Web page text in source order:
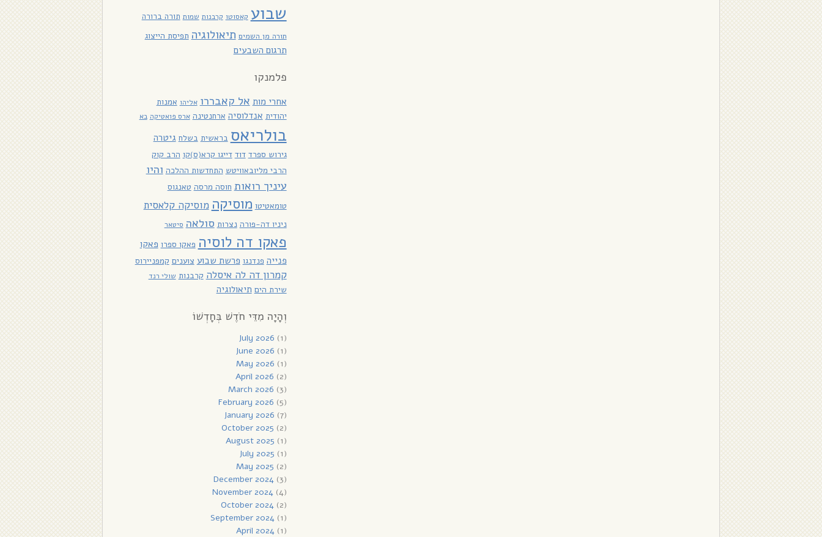
שבוע קאסוטו קרבנות שמות תורה ברורה
תורה מן השמים תיאולוגיה תפיסת הייצוג
תרגום השבעים
פלמנקו
אחרי מות אל קאבררו אליהו אמנות
יהודית אנדלוסיה ארחנטינה ארס פואטיקה בא
בולריאס בראשית בשלח גיטרה
גירוש ספרד דוד דייגו קרא(ס)קו הרב קוק
הרבי מליובאוויטש התחדשות ההלכה והיו
עיניך רואות חוסה מרסה טאנגוס
טומאטיטו מוסיקה מוסיקה קלאסית
ניניו דה-פורה נצרות סולאה סיטאר
פאקו דה לוסיה פאקו ספרו פאקו
פנייה פנדנגו פרשת שבוע צוענים קמפניירוס
קמרון דה לה איסלה קרבנות שולי רנד
שירת הים תיאולוגיה
וְהָיָה מִדֵּי חֹדֶשׁ בְּחָדְשׁוֹ
July 2026 (1)
June 2026 (1)
May 2026 (1)
April 2026 (2)
March 2026 (3)
February 2026 (5)
January 2026 (7)
October 2025 (2)
August 2025 (1)
July 2025 (1)
May 2025 (2)
December 2024(3)
November 2024(4)
October 2024(2)
September 2024(1)
April 2024(1)